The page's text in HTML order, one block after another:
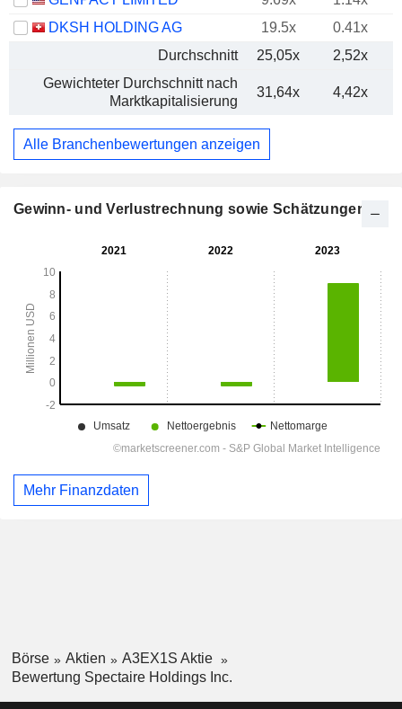
DKSH HOLDING AG
19.5x
0.41x
Durchschnitt
25,05x 2,52x
Gewichteter Durchschnitt nach
Marktkapitalisierung
31,64x 4,42x
Alle Branchenbewertungen anzeigen
Gewinn- und Verlustrechnung sowie Schätzungen
Mehr Finanzdaten
Börse Aktien
A3EX1S Aktie
Bewertung Spectaire Holdings Inc.